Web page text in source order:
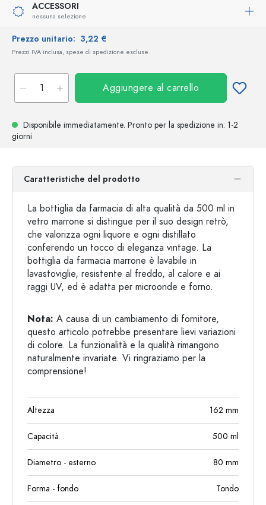
ACCESSORI
nessuna selezione
Prezzo unitario: 3,22 €
Prezzi IVA inclusa, spese di spedizione escluse
Aggiungere al carrello
Disponibile immediatamente. Pronto per la spedizione in: 1-2
giorni
Caratteristiche del prodotto
La bottiglia da farmacia di alta qualità da 500 ml in
vetro marrone si distingue per il suo design retrò,
che valorizza ogni liquore e ogni distillato
conferendo un tocco di eleganza vintage. La
bottiglia da farmacia marrone è lavabile in
lavastoviglie, resistente al freddo, al calore e ai
raggi UV, ed è adatta per microonde e forno.
Nota: A causa di un cambiamento di fornitore,
questo articolo potrebbe presentare lievi variazioni
di colore. La funzionalità e la qualità rimangono
naturalmente invariate. Vi ringraziamo per la
comprensione!
Altezza 162 mm
Capacità 500 ml
Diametro - esterno 80 mm
Forma - fondo Tondo